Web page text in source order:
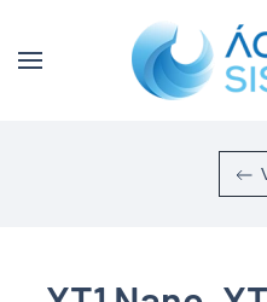
Skip to main content